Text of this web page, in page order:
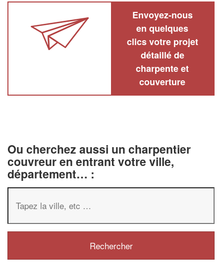
Envoyez-nous
en quelques
clics votre projet
détaillé de
charpente et
couverture
Ou cherchez aussi un charpentier
couvreur en entrant votre ville,
département… :
✕